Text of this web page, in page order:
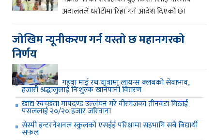
अदालतले धरौटीमा रिहा गर्न आदेश दिएको छ।
जाेखिम न्यूनीकरण गर्न यस्ताे छ महानगरकाे
निर्णय
गहवा माई रथ यात्रामा लायन्स क्लबको सेवाभाव,
हजारौं श्रद्धालुलाई निःशुल्क खानेपानी वितरण
खाद्य स्वच्छता मापदण्ड उल्लंघन गरे वीरगंजका तीनवटा मिठाई
पसललाई २०/२० हजार जरिवाना
सेस्मी इन्टरनेशनल स्कुलको एसईई परिक्षामा सहभागि सबै बिद्यार्थी
सफल